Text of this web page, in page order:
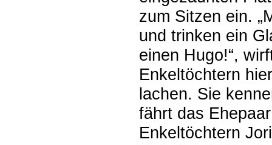
zum Sitzen ein.
und trinken ein
einen Hugo!“,
Enkeltöchtern
lachen. Sie
fährt das
Enkeltöchtern